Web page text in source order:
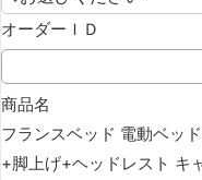
オーダーＩＤ
商品名
フランスベッド 電動ベッ
+脚上げ+ヘッドレスト キ